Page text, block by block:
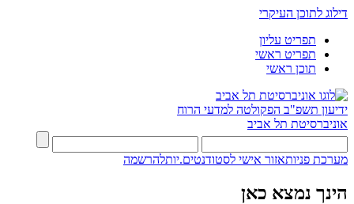
דילוג לתוכן העיקרי
תפריט עליון
תפריט ראשי
תוכן ראשי
ידיעון תשפ"ב הפקולטה למדעי הרוח
אוניברסיטת תל אביב
מערכת פניותאזור אישי לסטודנטים.יותלהרשמה
הינך נמצא כאן